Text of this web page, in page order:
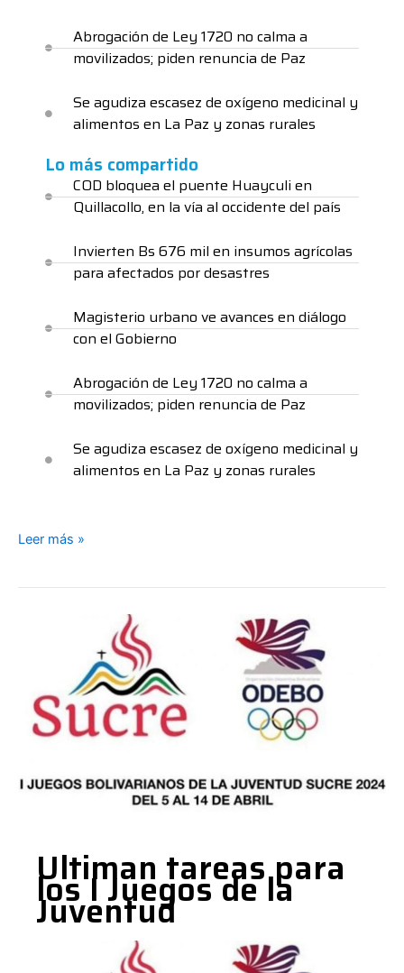
Abrogación de Ley 1720 no calma a
movilizados; piden renuncia de Paz
Se agudiza escasez de oxígeno medicinal y
alimentos en La Paz y zonas rurales
Lo más compartido
COD bloquea el puente Huayculi en
Quillacollo, en la vía al occidente del país
Invierten Bs 676 mil en insumos agrícolas
para afectados por desastres
Magisterio urbano ve avances en diálogo
con el Gobierno
Abrogación de Ley 1720 no calma a
movilizados; piden renuncia de Paz
Se agudiza escasez de oxígeno medicinal y
alimentos en La Paz y zonas rurales
Leer más »
Ultiman tareas para
los I Juegos de la
Juventud
Juegos
la